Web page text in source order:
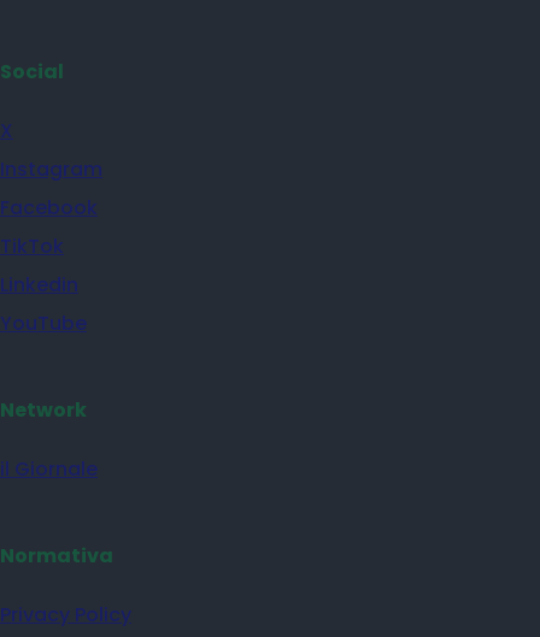
Social
X
Instagram
Facebook
TikTok
Linkedin
YouTube
Network
il Giornale
Normativa
Privacy Policy